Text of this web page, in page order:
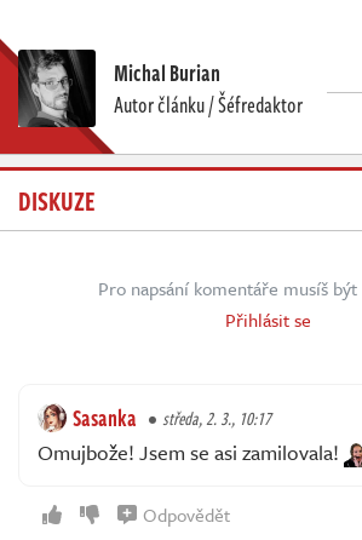
Michal Burian
Autor článku / Šéfredaktor
DISKUZE
Pro napsání komentáře musíš
Přihlásit se
Sasanka středa, 2. 3., 10:17
Omujbože! Jsem se asi zamilovala!
Odpovědět